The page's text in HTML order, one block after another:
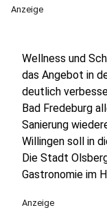
Anzeige
Wellness und
das Angebot in
deutlich
Bad Fredeburg
Sanierung
Willingen soll in
Die Stadt
Gastronomie im
Anzeige